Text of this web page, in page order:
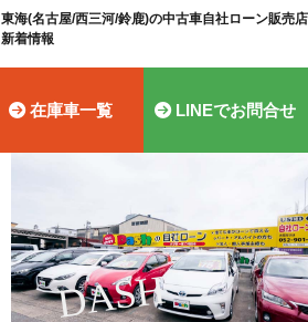
東海(名古屋/西三河/鈴鹿)の中古車自社ローン販売
新着情報
在庫車一覧 LINEでお問合せ
D
A
S
H
Q
U
A
LI
T